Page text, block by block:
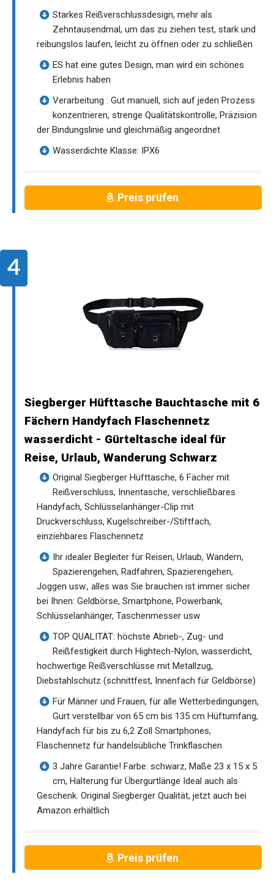
Starkes Reißverschlussdesign, mehr als
Zehntausendmal, um das zu ziehen test, stark und
reibungslos laufen, leicht zu öffnen oder zu schließen
ES hat eine gutes Design, man wird ein schönes
Erlebnis haben
Verarbeitung : Gut manuell, sich auf jeden Prozess
konzentrieren, strenge Qualitätskontrolle, Präzision
der Bindungslinie und gleichmäßig angeordnet
Wasserdichte Klasse: IPX6
Preis prüfen
Siegberger Hüfttasche Bauchtasche mit 6
Fächern Handyfach Flaschennetz
wasserdicht - Gürteltasche ideal für
Reise, Urlaub, Wanderung Schwarz
Original Siegberger Hüfttasche, 6 Fächer mit
Reißverschluss, Innentasche, verschließbares
Handyfach, Schlüsselanhänger-Clip mit
Druckverschluss, Kugelschreiber-/Stiftfach,
einziehbares Flaschennetz
Ihr idealer Begleiter für Reisen, Urlaub, Wandern,
Spazierengehen, Radfahren, Spazierengehen,
Joggen usw., alles was Sie brauchen ist immer sicher
bei Ihnen: Geldbörse, Smartphone, Powerbank,
Schlüsselanhänger, Taschenmesser usw
TOP QUALITÄT: höchste Abrieb-, Zug- und
Reißfestigkeit durch Hightech-Nylon, wasserdicht,
hochwertige Reißverschlüsse mit Metallzug,
Diebstahlschutz (schnittfest, Innenfach für Geldbörse)
Für Männer und Frauen, für alle Wetterbedingungen,
Gurt verstellbar von 65 cm bis 135 cm Hüftumfang,
Handyfach für bis zu 6,2 Zoll Smartphones,
Flaschennetz für handelsübliche Trinkflaschen
3 Jahre Garantie! Farbe: schwarz, Maße 23 x 15 x 5
cm, Halterung für Übergurtlänge Ideal auch als
Geschenk. Original Siegberger Qualität, jetzt auch bei
Amazon erhältlich
Preis prüfen